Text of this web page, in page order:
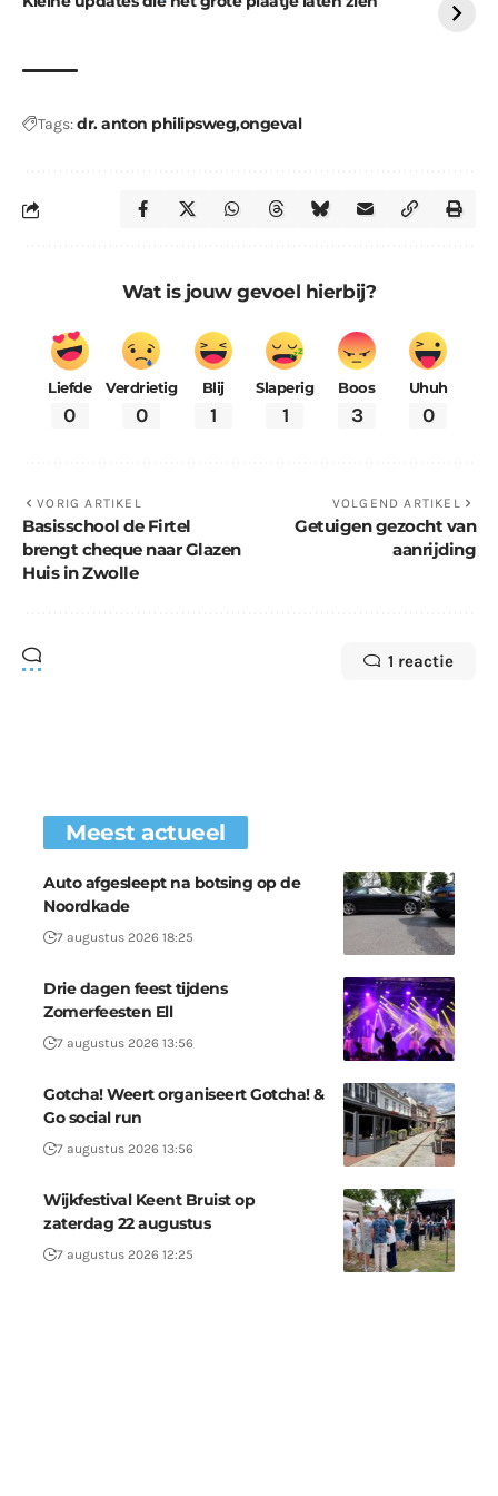
Tags:dr. anton philipswegongeval
Wat is jouw gevoel hierbij?
Liefde
0
Verdrietig
0
Blij
1
Slaperig
1
Boos
3
Uhuh
0
VORIG ARTIKEL
Basisschool de Firtel
brengt cheque naar Glazen
Huis in Zwolle
VOLGEND ARTIKEL
Getuigen gezocht van
aanrijding
1 reactie
Meest actueel
Auto afgesleept na botsing op de
Noordkade
7 augustus 2026 18:25
Drie dagen feest tijdens
Zomerfeesten Ell
7 augustus 2026 13:56
Gotcha! Weert organiseert Gotcha! &
Go social run
7 augustus 2026 13:56
Wijkfestival Keent Bruist op
zaterdag 22 augustus
7 augustus 2026 12:25